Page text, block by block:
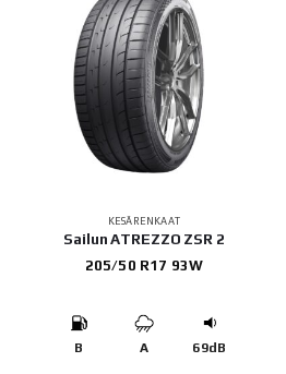
KESÄRENKAAT
Sailun ATREZZO ZSR 2
205/50 R17 93W
B A 69dB